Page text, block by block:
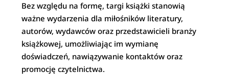
Bez względu na formę, targi książki stanowią
ważne wydarzenia dla miłośników literatury,
autorów, wydawców oraz przedstawicieli branży
książkowej, umożliwiając im wymianę
doświadczeń, nawiązywanie kontaktów oraz
promocję czytelnictwa.